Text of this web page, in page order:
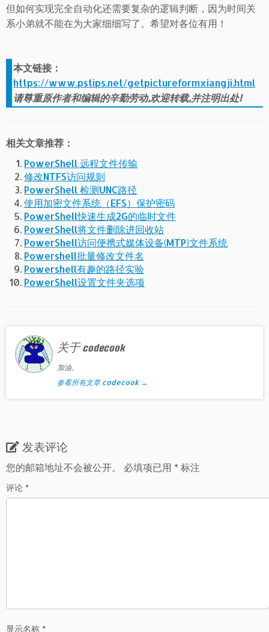
但如何实现完全自动化还需要复杂的逻辑判断，因为时间关
系小弟就不能在为大家细细写了。希望对各位有用！
本文链接：
https://www.pstips.net/getpictureformxiangji.html
请尊重原作者和编辑的辛勤劳动,欢迎转载,并注明出处!
相关文章推荐：
PowerShell 远程文件传输
修改NTFS访问规则
PowerShell 检测UNC路径
使用加密文件系统（EFS）保护密码
PowerShell快速生成2G的临时文件
PowerShell将文件删除进回收站
PowerShell访问便携式媒体设备(MTP)文件系统
Powershell批量修改文件名
Powershell有趣的路径实验
PowerShell设置文件夹选项
关于 codecook
加油。
参看所有文章 codecook →
发表评论
您的邮箱地址不会被公开。
必填项已用 *标注
评论 *
显示名称 *